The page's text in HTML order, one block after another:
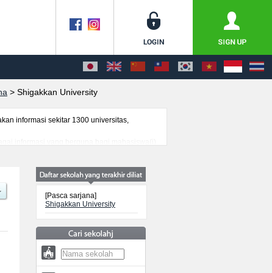
> Shigakkan University
informasi sekitar 1300 universitas,
informasi yang berguna bagi mahasiswa(i)
[Pasca sarjana]
Shigakkan University